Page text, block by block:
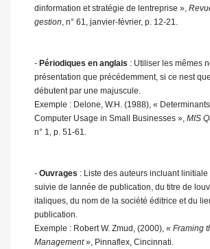
dinformation et stratégie de lentreprise »,
gestion, n° 61, janvier-février, p. 12-21.
- Périodiques en anglais : Utiliser les mêmes
présentation que précédemment, si ce nest
débutent par une majuscule.
Exemple : Delone, W.H. (1988), «
Computer Usage in Small Businesses », MIS
n° 1, p. 51-61.
- Ouvrages : Liste des auteurs incluant
suivie de lannée de publication, du titre de
italiques, du nom de la société éditrice et du
publication.
Exemple : Robert W. Zmud, (2000), « Framing
Management», Pinnaflex, Cincinnati.